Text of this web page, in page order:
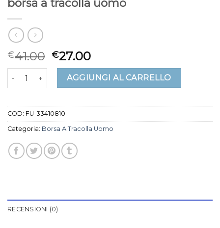
borsa a tracolla uomo
€41.00 €27.00
borsa a tracolla uomo quantitàAGGIUNGI AL CARRELLO
COD: FU-33410810
Categoria: Borsa A Tracolla Uomo
RECENSIONI (0)